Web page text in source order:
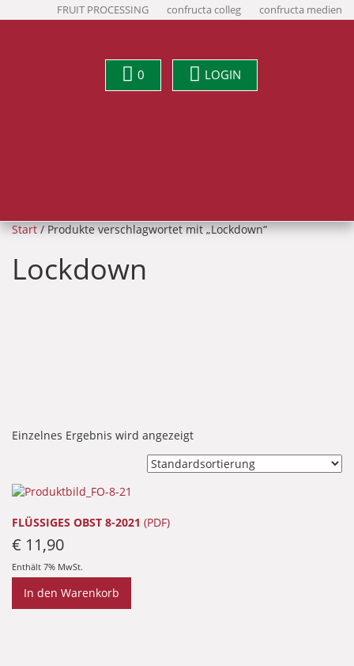
FRUIT PROCESSING confructa colleg confructa medien
0 LOGIN
Start/ Produkte verschlagwortet mit „Lockdown“
Lockdown
Einzelnes Ergebnis wird angezeigt
FLÜSSIGES OBST 8-2021 (PDF)
€ 11,90
Enthält 7% MwSt.
In den Warenkorb